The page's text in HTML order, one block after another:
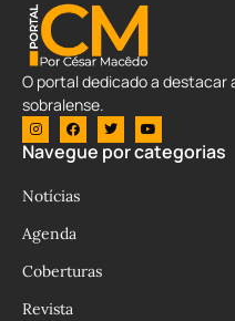
O portal dedicado a destacar
sobralense.
Navegue por categorias
Notícias
Agenda
Coberturas
Revista